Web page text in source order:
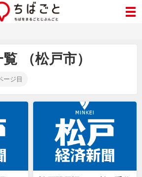
（松戸市）
ージ目